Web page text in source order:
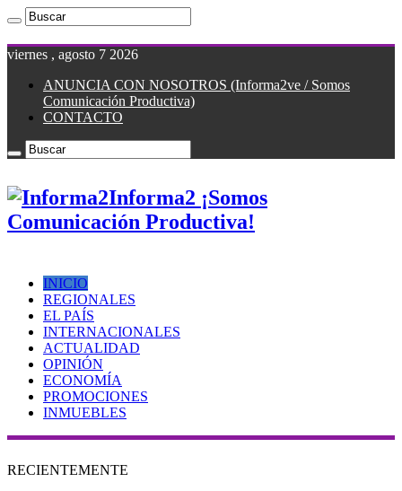
viernes , agosto 7 2026
ANUNCIA CON NOSOTROS (Informa2ve / Somos
Comunicación Productiva)
CONTACTO
Informa2 ¡Somos
Comunicación Productiva!
INICIO
REGIONALES
EL PAÍS
INTERNACIONALES
ACTUALIDAD
OPINIÓN
ECONOMÍA
PROMOCIONES
INMUEBLES
RECIENTEMENTE